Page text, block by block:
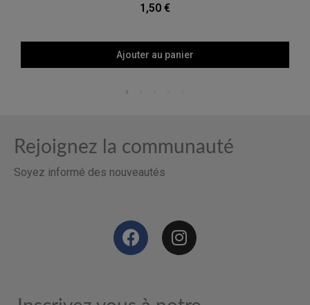
1,50 €
Ajouter au panier
Rejoignez la communauté
Soyez informé des nouveautés